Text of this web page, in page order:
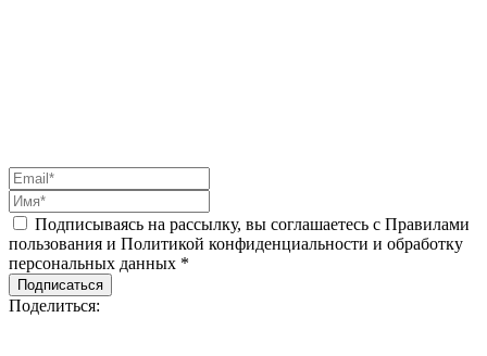
Подписываясь на рассылку, вы соглашаетесь с Правилами
пользования и Политикой конфиденциальности и обработку
персональных данных *
Подписаться
Поделиться: